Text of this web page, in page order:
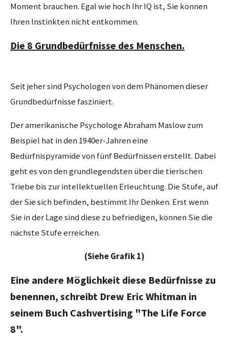
Moment brauchen. Egal wie hoch Ihr IQ ist, Sie können
Ihren Instinkten nicht entkommen.
Die 8 Grundbedürfnisse des Menschen.
Seit jeher sind Psychologen von dem Phänomen dieser
Grundbedürfnisse fasziniert.
Der amerikanische Psychologe Abraham Maslow zum
Beispiel hat in den 1940er-Jahren eine
Bedürfnispyramide von fünf Bedürfnissen erstellt. Dabei
geht es von den grundlegendsten über die tierischen
Triebe bis zur intellektuellen Erleuchtung. Die Stufe, auf
der Sie sich befinden, bestimmt Ihr Denken. Erst wenn
Sie in der Lage sind diese zu befriedigen, können Sie die
nächste Stufe erreichen.
(Siehe Grafik 1)
Eine andere Möglichkeit diese Bedürfnisse zu
benennen, schreibt Drew Eric Whitman in
seinem Buch Cashvertising "The Life Force
8".